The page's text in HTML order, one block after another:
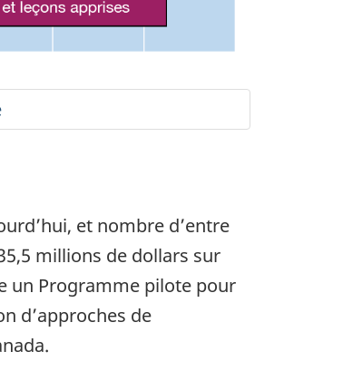
et nombre d’entre
millions de dollars sur
un Programme pilote pour
d’approches de